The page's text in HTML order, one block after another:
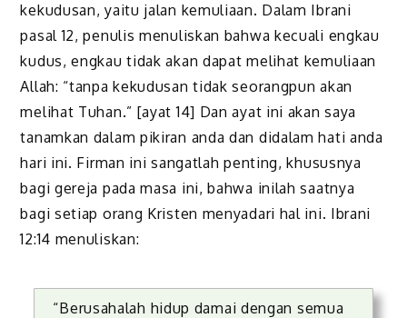
kekudusan, yaitu jalan kemuliaan. Dalam Ibrani
pasal 12, penulis menuliskan bahwa kecuali engkau
kudus, engkau tidak akan dapat melihat kemuliaan
Allah: “tanpa kekudusan tidak seorangpun akan
melihat Tuhan.” [ayat 14] Dan ayat ini akan saya
tanamkan dalam pikiran anda dan didalam hati anda
hari ini. Firman ini sangatlah penting, khususnya
bagi gereja pada masa ini, bahwa inilah saatnya
bagi setiap orang Kristen menyadari hal ini. Ibrani
12:14 menuliskan:
“Berusahalah hidup damai dengan semua